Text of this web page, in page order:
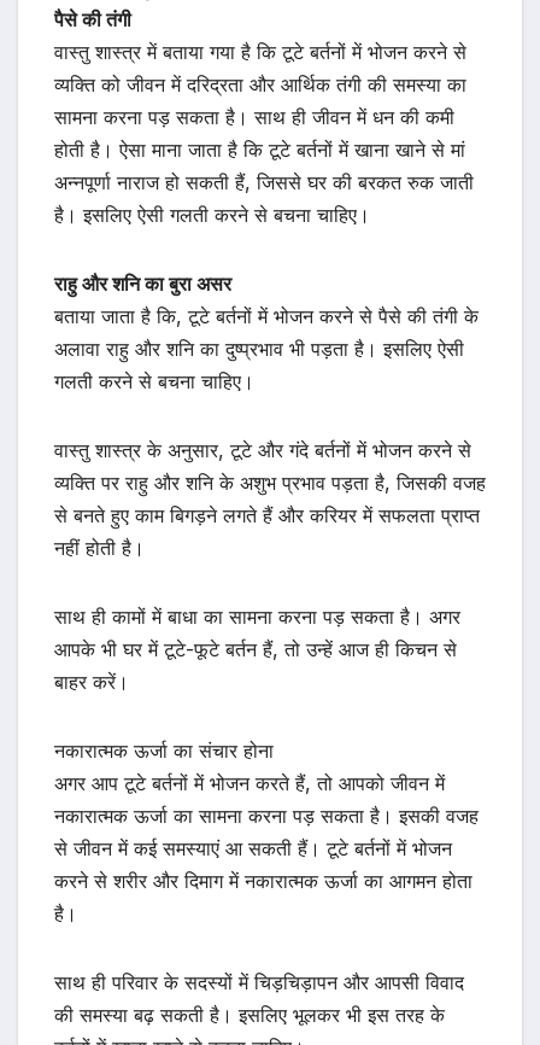
पैसे की तंगी
वास्तु शास्त्र में बताया गया है कि टूटे बर्तनों में भोजन करने से
व्यक्ति को जीवन में दरिद्रता और आर्थिक तंगी की समस्या का
सामना करना पड़ सकता है। साथ ही जीवन में धन की कमी
होती है। ऐसा माना जाता है कि टूटे बर्तनों में खाना खाने से मां
अन्नपूर्णा नाराज हो सकती हैं, जिससे घर की बरकत रुक जाती
है। इसलिए ऐसी गलती करने से बचना चाहिए।
राहु और शनि का बुरा असर
बताया जाता है कि, टूटे बर्तनों में भोजन करने से पैसे की तंगी के
अलावा राहु और शनि का दुष्प्रभाव भी पड़ता है। इसलिए ऐसी
गलती करने से बचना चाहिए।
वास्तु शास्त्र के अनुसार, टूटे और गंदे बर्तनों में भोजन करने से
व्यक्ति पर राहु और शनि के अशुभ प्रभाव पड़ता है, जिसकी वजह
से बनते हुए काम बिगड़ने लगते हैं और करियर में सफलता प्राप्त
नहीं होती है।
साथ ही कामों में बाधा का सामना करना पड़ सकता है। अगर
आपके भी घर में टूटे-फूटे बर्तन हैं, तो उन्हें आज ही किचन से
बाहर करें।
नकारात्मक ऊर्जा का संचार होना
अगर आप टूटे बर्तनों में भोजन करते हैं, तो आपको जीवन में
नकारात्मक ऊर्जा का सामना करना पड़ सकता है। इसकी वजह
से जीवन में कई समस्याएं आ सकती हैं। टूटे बर्तनों में भोजन
करने से शरीर और दिमाग में नकारात्मक ऊर्जा का आगमन होता
है।
साथ ही परिवार के सदस्यों में चिड़चिड़ापन और आपसी विवाद
की समस्या बढ़ सकती है। इसलिए भूलकर भी इस तरह के